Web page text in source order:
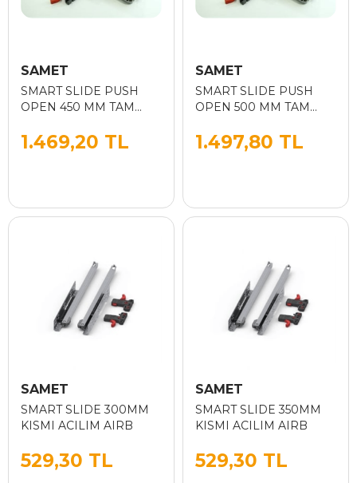
SAMET
SMART SLIDE PUSH
OPEN 450 MM TAM
1.469,20 TL
SAMET
SMART SLIDE PUSH
OPEN 500 MM TAM
1.497,80 TL
SAMET
SMART SLIDE 300MM
KISMI ACILIM AIRB
529,30 TL
SAMET
SMART SLIDE 350MM
KISMI ACILIM AIRB
529,30 TL